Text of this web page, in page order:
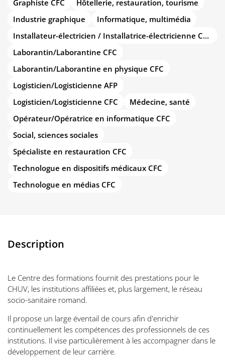
Graphiste CFC
Hôtellerie, restauration, tourisme
Industrie graphique
Informatique, multimédia
Installateur-électricien / Installatrice-électricienne CFC
Laborantin/Laborantine CFC
Laborantin/Laborantine en physique CFC
Logisticien/Logisticienne AFP
Logisticien/Logisticienne CFC
Médecine, santé
Opérateur/Opératrice en informatique CFC
Social, sciences sociales
Spécialiste en restauration CFC
Technologue en dispositifs médicaux CFC
Technologue en médias CFC
Description
Le Centre des formations fournit des prestations pour le
CHUV, les institutions affiliées et, plus largement, le réseau
socio-sanitaire romand.
Il propose un large éventail de cours afin d'enrichir
continuellement les compétences des professionnels de ces
institutions. Il vise particulièrement à les accompagner dans le
développement de leur carrière.